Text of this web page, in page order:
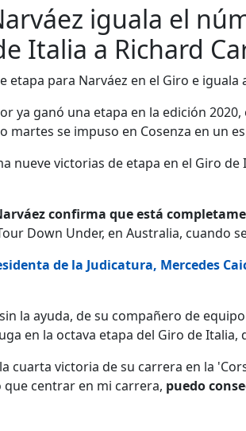
iguala el
Italia a Richard
etapa para Narváez en el Giro e
ya ganó una etapa en la edición
martes se impuso en Cosenza en un
nueve victorias de etapa en el Giro
confirma que está
Down Under, en Australia, cuando
de la Judicatura, Mercedes
la ayuda, de su compañero de
en la octava etapa del Giro de Italia,
cuarta victoria de su carrera en la
centrar en mi carrera, puedo